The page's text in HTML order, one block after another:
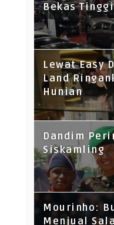
Bekas
Lewat Easy
Land
Hunian
Dandim
Siskamling
Mourinho:
Menjual